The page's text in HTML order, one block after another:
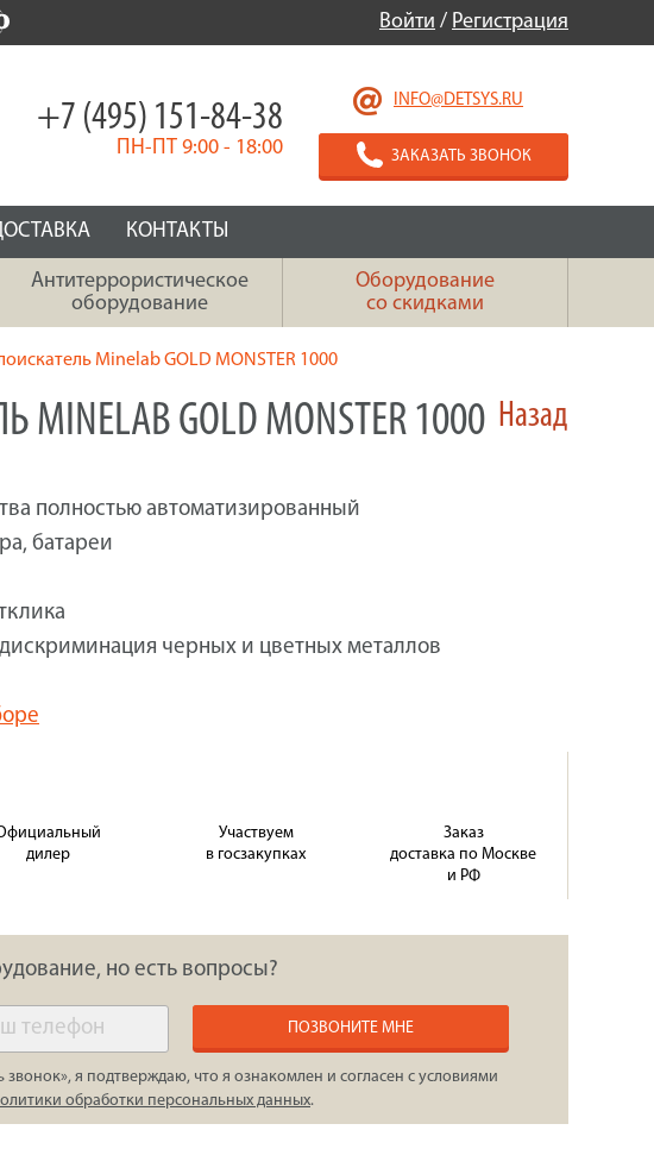
Войти / Регистрация
INFO@DETSYS.RU
ЗАКАЗАТЬ ЗВОНОК
+7 (495) 151-84-38
ПН-ПТ 9:00 - 18:00
КОНТАКТЫ
Антитеррористическое
оборудование
Оборудование
со скидками
Minelab GOLD MONSTER 1000
Назад
GOLD MONSTER 1000
полностью автоматизированный
батареи
черных и цветных металлов
дилер
Участвуем
в госзакупках
Заказ
доставка по Москве
и РФ
но есть вопросы?
ПОЗВОНИТЕ МНЕ
звонок», я подтверждаю, что я ознакомлен и согласен с условиями
обработки персональных данных.